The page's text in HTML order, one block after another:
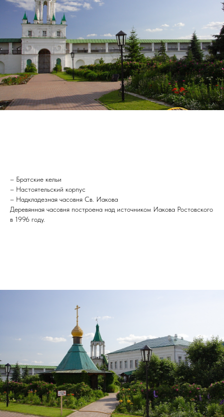
– Братские кельи
– Настоятельский корпус
– Надкладезная часовня Св. Иакова
Деревянная часовня построена над источником Иакова Ростовского
в 1996 году.